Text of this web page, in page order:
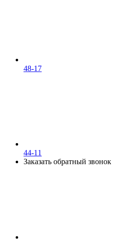
48-17
44-11
Заказать обратный звонок